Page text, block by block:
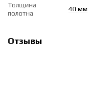
Толщина
полотна
40 мм
Отзывы